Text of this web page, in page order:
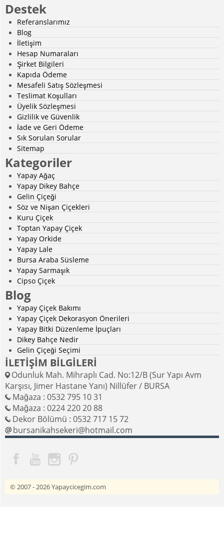
Destek
Referanslarımız
Blog
İletişim
Hesap Numaraları
Şirket Bilgileri
Kapıda Ödeme
Mesafeli Satış Sözleşmesi
Teslimat Koşulları
Üyelik Sözleşmesi
Gizlilik ve Güvenlik
İade ve Geri Ödeme
Sık Sorulan Sorular
Sitemap
Kategoriler
Yapay Ağaç
Yapay Dikey Bahçe
Gelin Çiçeği
Söz ve Nişan Çiçekleri
Kuru Çiçek
Toptan Yapay Çiçek
Yapay Orkide
Yapay Lale
Bursa Araba Süsleme
Yapay Sarmaşık
Cipso Çiçek
Blog
Yapay Çiçek Bakımı
Yapay Çiçek Dekorasyon Önerileri
Yapay Bitki Düzenleme İpuçları
Dikey Bahçe Nedir
Gelin Çiçeği Seçimi
İLETİŞİM BİLGİLERİ
Odunluk Mah. Mihraplı Cad. No:12/B (Sur Yapı Avm
Karşısı, Jimer Hastane Yanı) Nillüfer / BURSA
Mağaza : 0532 795 10 31
Mağaza : 0224 220 20 88
Dekor Bölümü : 0532 717 15 72
bursanikahsekeri@hotmail.com
© 2007 - 2026Yapaycicegim.com